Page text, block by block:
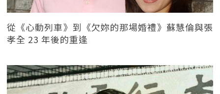
從《心動列車》到《欠妳的那場婚禮》蘇慧倫與張
孝全 23 年後的重逢